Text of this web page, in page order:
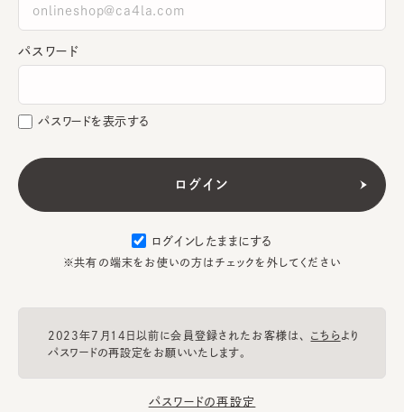
パスワード
パスワードを表示する
ログインしたままにする
※共有の端末をお使いの方はチェックを外してください
2023年7月14日以前に会員登録されたお客様は、 こちらより
パスワードの再設定をお願いいたします。
パスワードの再設定